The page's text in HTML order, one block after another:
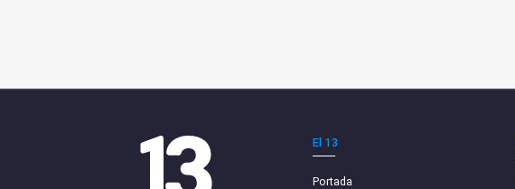
El 13
Portada